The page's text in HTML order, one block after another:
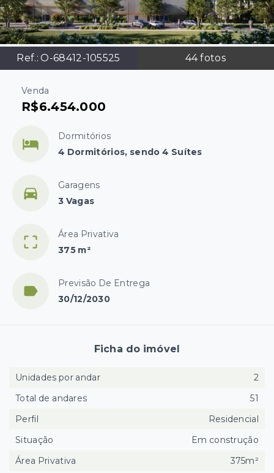
Ref.:O-68412-105525 44fotos
Venda
R$6.454.000
Dormitórios
4 Dormitórios, sendo 4 Suítes
Garagens
3 Vagas
Área Privativa
375 m²
Previsão De Entrega
30/12/2030
Ficha do imóvel
Unidades por andar
2
Total de andares
51
Perfil
Residencial
Situação
Em construção
Área Privativa
375m²